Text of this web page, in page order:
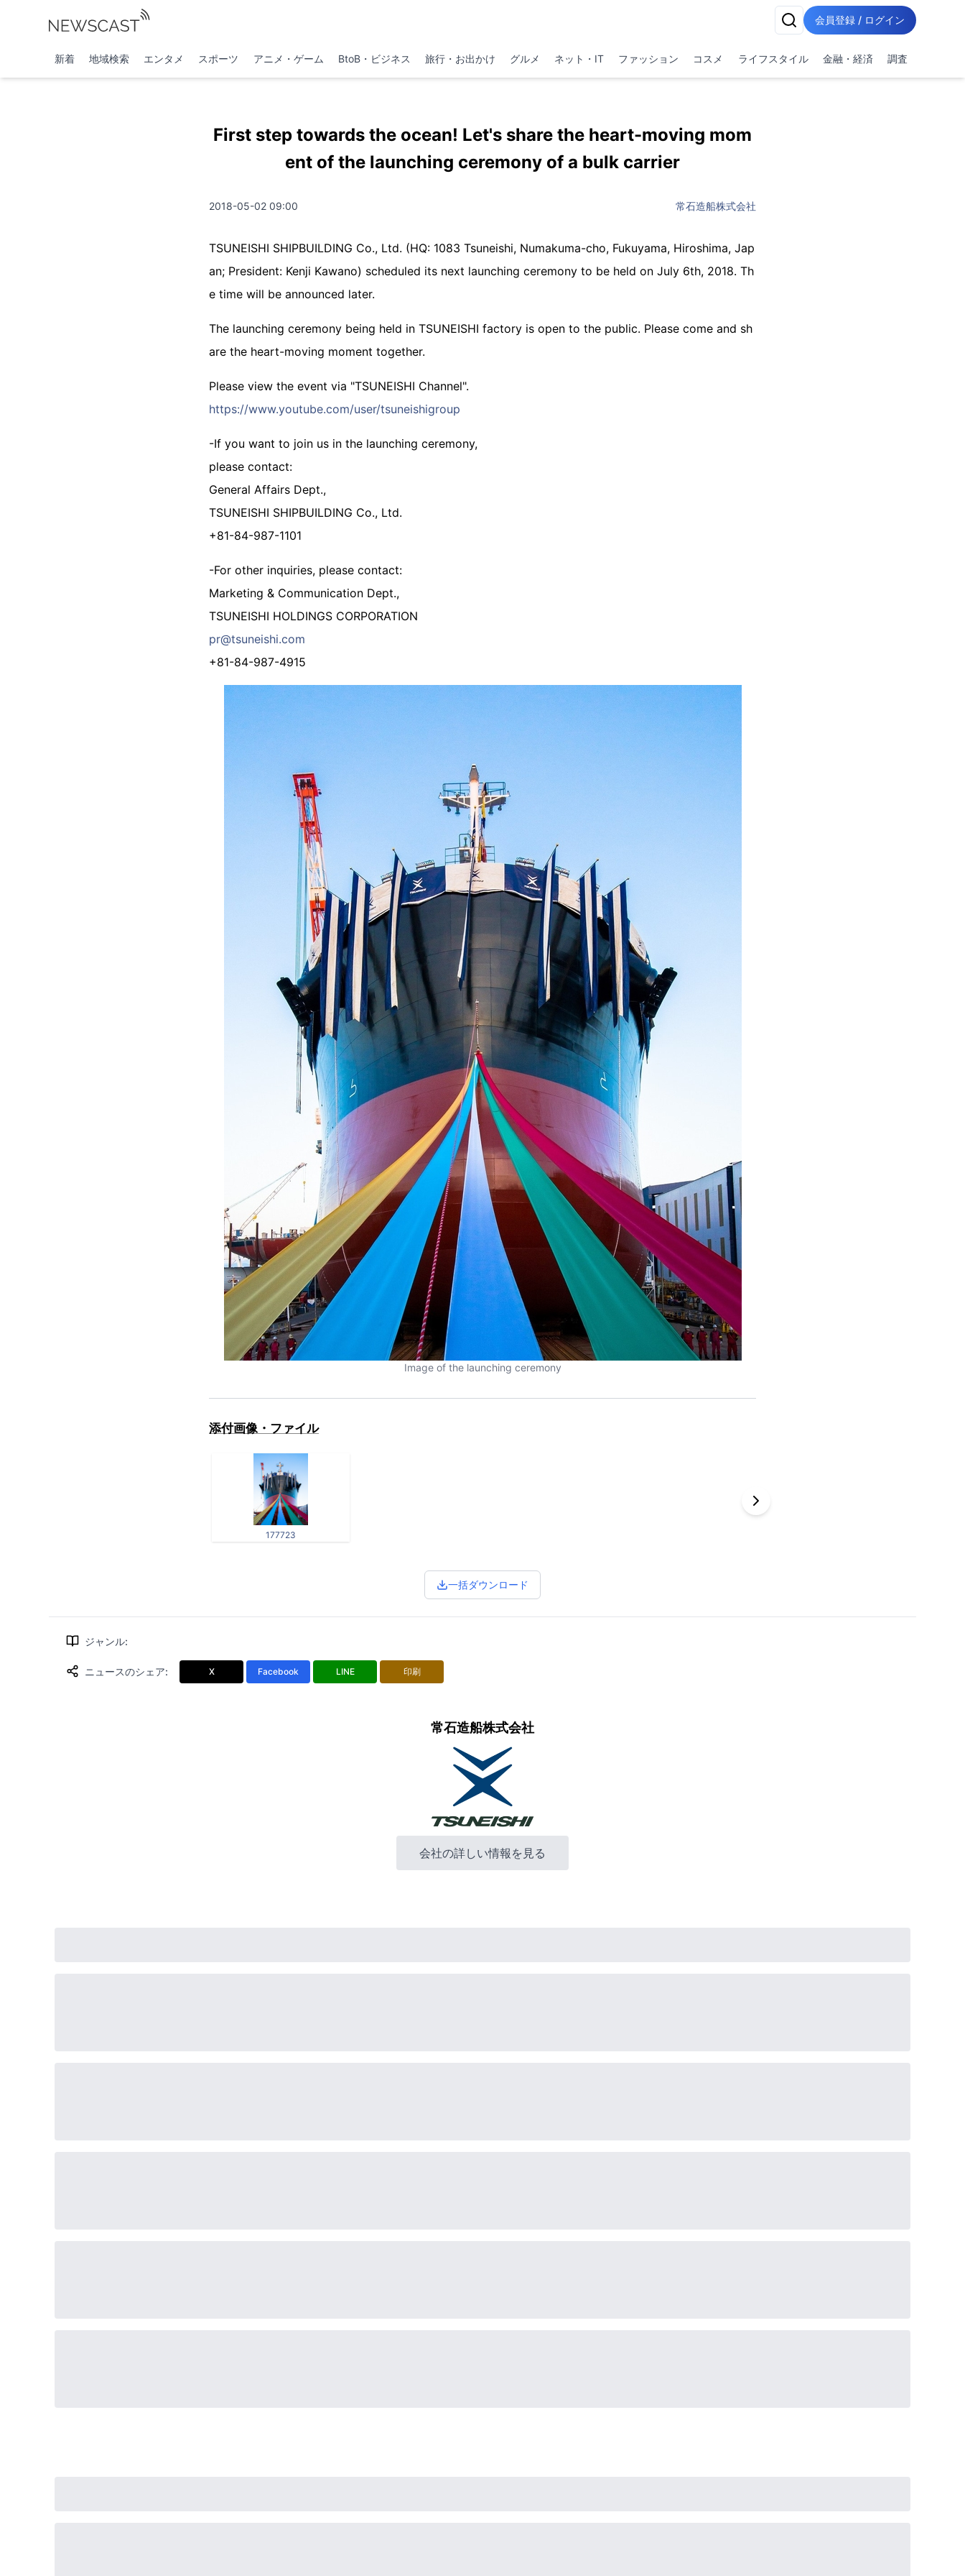
会員登録 / ログイン
新着 地域検索 エンタメ スポーツ アニメ・ゲーム BtoB・ビジネス 旅行・お出かけ グルメ ネット・IT ファッション コスメ ライフスタイル 金融・経済 調査
First step towards the ocean! Let's share the heart-moving mom
ent of the launching ceremony of a bulk carrier
2018-05-02 09:00 常石造船株式会社
TSUNEISHI SHIPBUILDING Co., Ltd. (HQ: 1083 Tsuneishi, Numakuma-cho, Fukuyama, Hiroshima, Jap
an; President: Kenji Kawano) scheduled its next launching ceremony to be held on July 6th, 2018. Th
e time will be announced later.
The launching ceremony being held in TSUNEISHI factory is open to the public. Please come and sh
are the heart-moving moment together.
Please view the event via "TSUNEISHI Channel".
https://www.youtube.com/user/tsuneishigroup
-If you want to join us in the launching ceremony,
please contact:
General Affairs Dept.,
TSUNEISHI SHIPBUILDING Co., Ltd.
+81-84-987-1101
-For other inquiries, please contact:
Marketing & Communication Dept.,
TSUNEISHI HOLDINGS CORPORATION
pr@tsuneishi.com
+81-84-987-4915
Image of the launching ceremony
添付画像・ファイル
177723
一括ダウンロード
ジャンル:
ニュースのシェア: X Facebook LINE 印刷
常石造船株式会社
会社の詳しい情報を見る